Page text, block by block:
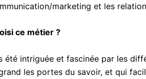
marketing et les
ce métier ?
été intriguée et fascinée par les
les portes du savoir, et qui